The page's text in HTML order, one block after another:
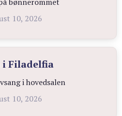
10, 2026
i Filadelfia
i hovedsalen
10, 2026